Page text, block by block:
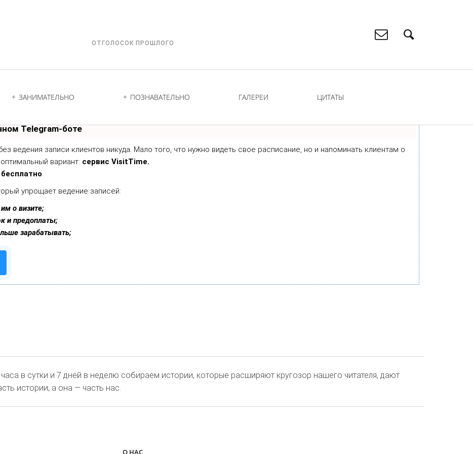
ОТГОЛОСОК ПРОШЛОГО
ЗАНИМАТЕЛЬНО ПОЗНАВАТЕЛЬНО ГАЛЕРЕИ ЦИТАТЫ
Telegram-боте
ведения записи клиентов никуда. Мало того, что нужно видеть свое расписание, но и напоминать клиентам о
вариант: сервис VisitTime.
.
упрощает ведение записей:
о визите;
и предоплаты;
зарабатывать;
в сутки и 7 дней в неделю собираем истории, которые расширяют кругозор нашего читателя, дают
истории, а она — часть нас.
О НАС